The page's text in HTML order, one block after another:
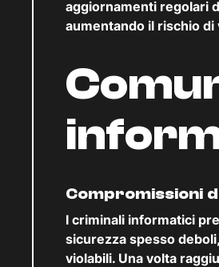
aggiornamenti regolari
aumentando il rischio
Compromissioni
I criminali informatici
sicurezza spesso
violabili. Una volta